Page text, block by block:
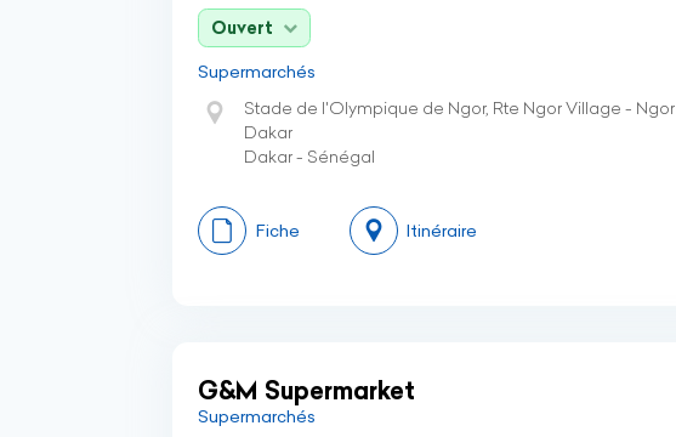
Ouvert
Supermarchés
Stade de l'Olympique de Ngor, Rte Ngor Village - Ngor
Dakar
Dakar - Sénégal
Fiche Itinéraire
G&M Supermarket
Supermarchés